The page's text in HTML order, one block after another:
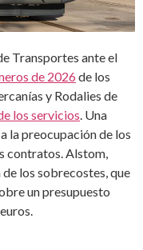
Transportes ante el
de 2026de los
y Rodalies de
los servicios. Una
la preocupación de los
contratos. Alstom,
los sobrecostes, que
un presupuesto